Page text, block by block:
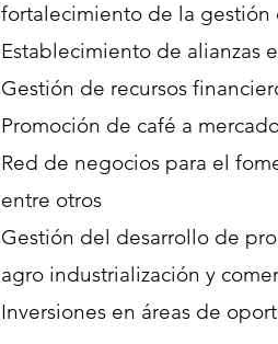
fortalecimiento de la gestión
Establecimiento de alianzas
Gestión de recursos
Promoción de café a
Red de negocios para el
entre otros
Gestión del desarrollo de
agro industrialización y
Inversiones en áreas de